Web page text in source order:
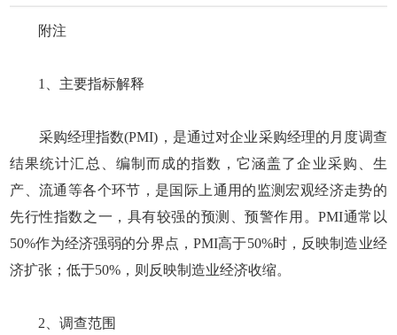
附注
1、主要指标解释
采购经理指数(PMI)，是通过对企业采购经理的月度调查
结果统计汇总、编制而成的指数，它涵盖了企业采购、生
产、流通等各个环节，是国际上通用的监测宏观经济走势的
先行性指数之一，具有较强的预测、预警作用。PMI通常以
50%作为经济强弱的分界点，PMI高于50%时，反映制造业经
济扩张；低于50%，则反映制造业经济收缩。
2、调查范围